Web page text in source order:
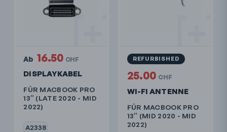
DISPLAYKABEL
FÜR MACBOOK PRO
13″ (LATE 2020 - MID
2022)
A2338
Ab 16.50 CHF
WI-FI ANTENNE
FÜR MACBOOK PRO
13″ (MID 2020 - MID
2022)
REFURBISHED
25.00 CHF